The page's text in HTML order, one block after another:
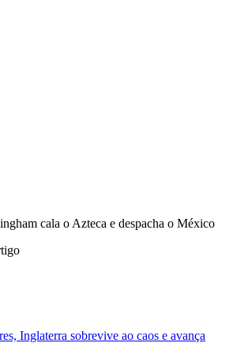
cala o Azteca e despacha o México
Inglaterra sobrevive ao caos e avança